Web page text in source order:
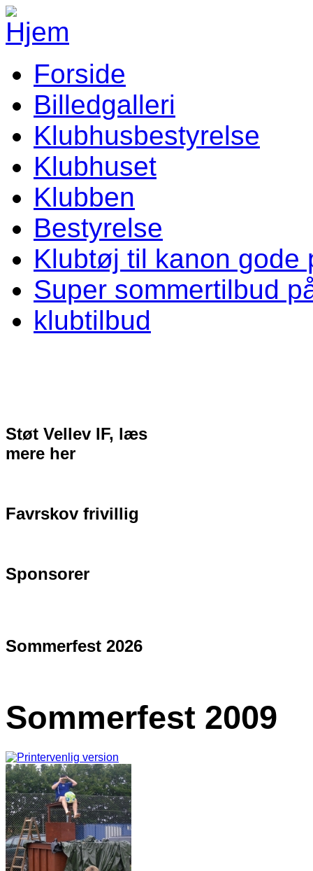
Gå til hovedindhold
Vellev IF Menu
Forside
Billedgalleri
Klubhusbestyrelse
Klubhuset
Klubben
Bestyrelse
Klubtøj til kanon gode
Super sommertilbud
klubtilbud
Støt Vellev IF, læs
mere her
Favrskov frivillig
Sponsorer
Sommerfest 2026
Sommerfest 2009